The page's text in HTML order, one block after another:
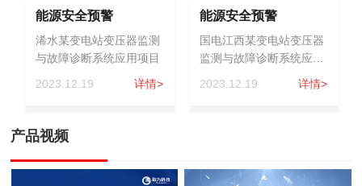
能源安全预警
浠水某变电站变压器监测
与故障诊断系统应用项目
详情>
2023.12.19
能源安全预警
国电江西某变电站变压器
监测与故障诊断系统应用
详情>
2023.12.19
产品视频